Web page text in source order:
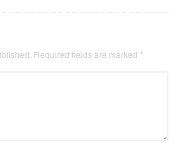
Required fields are marked *